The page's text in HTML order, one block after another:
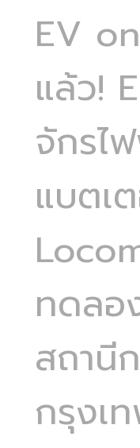
EV
แล้ว!
จักรไ
แบตเ
ทดลอ
สถานี
กรุงเ